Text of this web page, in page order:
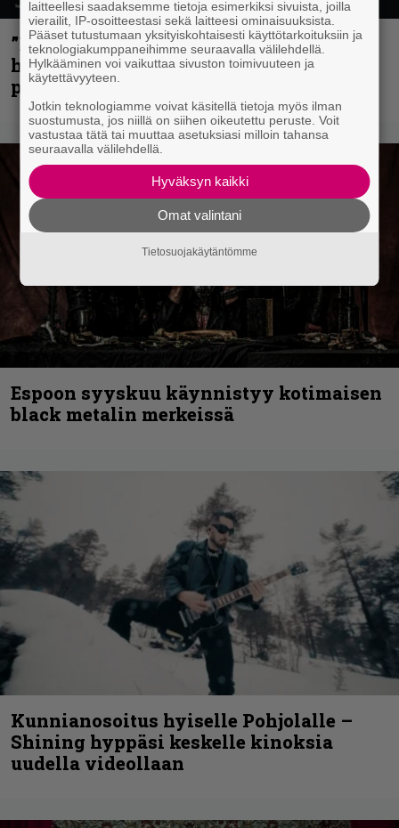
”Mitalini näyttää ihan plektralta” –
huippu-uimari jamittelee Megadethiä
palkinnollaan
Espoon syyskuu käynnistyy kotimaisen
black metalin merkeissä
Kunnianosoitus hyiselle Pohjolalle –
Shining hyppäsi keskelle kinoksia
uudella videollaan
laitteellesi saadaksemme tietoja esimerkiksi sivuista, joilla
vierailit, IP-osoitteestasi sekä laitteesi ominaisuuksista.
Pääset tutustumaan yksityiskohtaisesti käyttötarkoituksiin ja
teknologiakumppaneihimme seuraavalla välilehdellä.
Hylkääminen voi vaikuttaa sivuston toimivuuteen ja
käytettävyyteen.
Jotkin teknologiamme voivat käsitellä tietoja myös ilman
suostumusta, jos niillä on siihen oikeutettu peruste. Voit
vastustaa tätä tai muuttaa asetuksiasi milloin tahansa
seuraavalla välilehdellä.
Hyväksyn kaikki
Omat valintani
Tietosuojakäytäntömme